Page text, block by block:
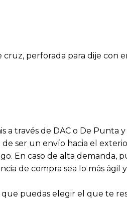
perforada para dije con
a través de DAC o De
ser un envío hacia el
En caso de alta
de compra sea lo más ágil
puedas elegir el que te